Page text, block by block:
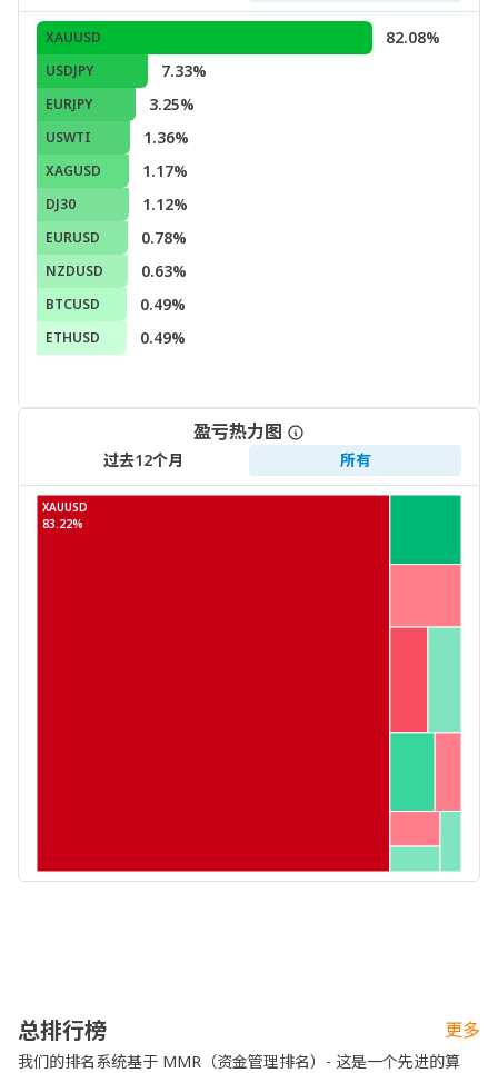
XAUUSD 82.08%
USDJPY 7.33%
EURJPY 3.25%
USWTI 1.36%
XAGUSD 1.17%
DJ30 1.12%
EURUSD 0.78%
NZDUSD 0.63%
BTCUSD 0.49%
ETHUSD 0.49%
盈亏热力图
过去12个月 所有
XAUUSD
83.22%
总排行榜 更多
我们的排名系统基于 MMR（资金管理排名）- 这是一个先进的算